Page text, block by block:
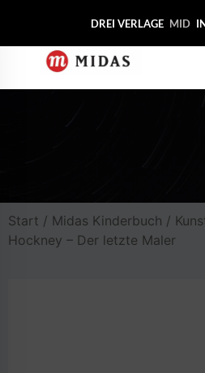
DREI VERLAGE MIDAS
Start / Midas Kinderbuch /
Hockney – Der letzte Maler